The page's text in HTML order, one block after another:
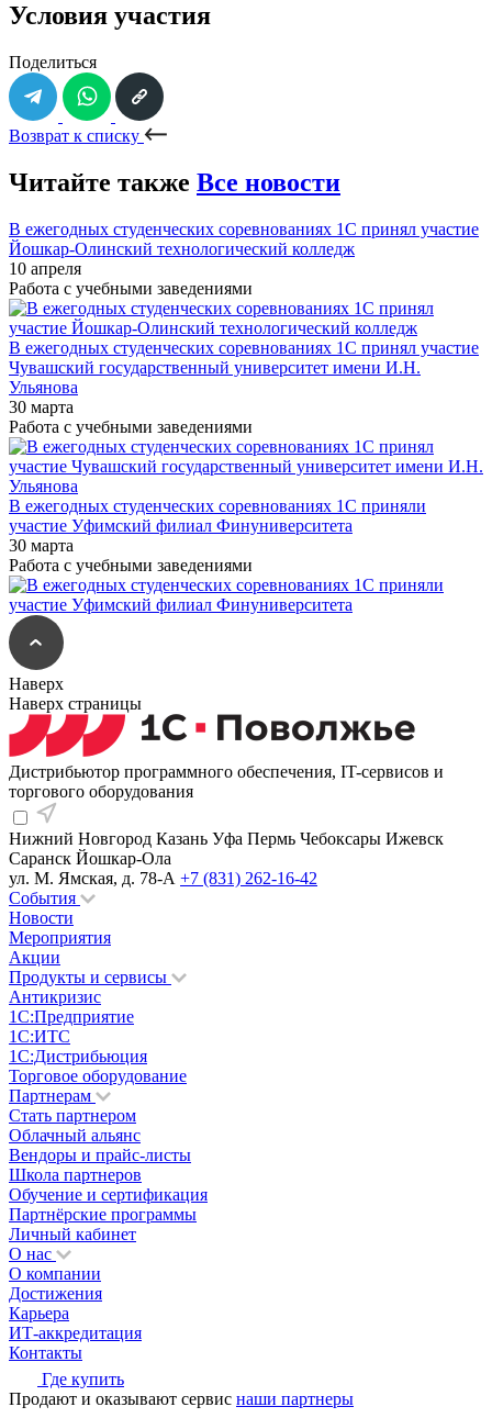
Условия участия
Поделиться
Возврат к списку
Читайте также Все новости
В ежегодных студенческих соревнованиях 1С принял участие
Йошкар-Олинский технологический колледж
10 апреля
Работа с учебными заведениями
В ежегодных студенческих соревнованиях 1С принял участие
Чувашский государственный университет имени И.Н.
Ульянова
30 марта
Работа с учебными заведениями
В ежегодных студенческих соревнованиях 1С приняли
участие Уфимский филиал Финуниверситета
30 марта
Работа с учебными заведениями
Наверх
Наверх страницы
Дистрибьютор программного обеспечения, IT-сервисов и
торгового оборудования
Нижний Новгород Казань Уфа Пермь Чебоксары Ижевск
Саранск Йошкар-Ола
ул. М. Ямская, д. 78-А +7 (831) 262-16-42
События
Новости
Мероприятия
Акции
Продукты и сервисы
Антикризис
1С:Предприятие
1С:ИТС
1С:Дистрибьюция
Торговое оборудование
Партнерам
Стать партнером
Облачный альянс
Вендоры и прайс-листы
Школа партнеров
Обучение и сертификация
Партнёрские программы
Личный кабинет
О нас
О компании
Достижения
Карьера
ИТ-аккредитация
Контакты
Где купить
Продают и оказывают сервис наши партнеры